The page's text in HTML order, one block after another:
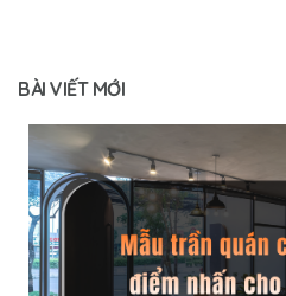
BÀI VIẾT MỚI